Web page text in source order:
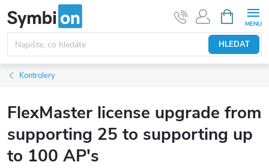
na
obsah
HLEDAT
NÁKUPNÍ
KOŠÍK
Kontrolery
FlexMaster license upgrade from
supporting 25 to supporting up
to 100 AP's